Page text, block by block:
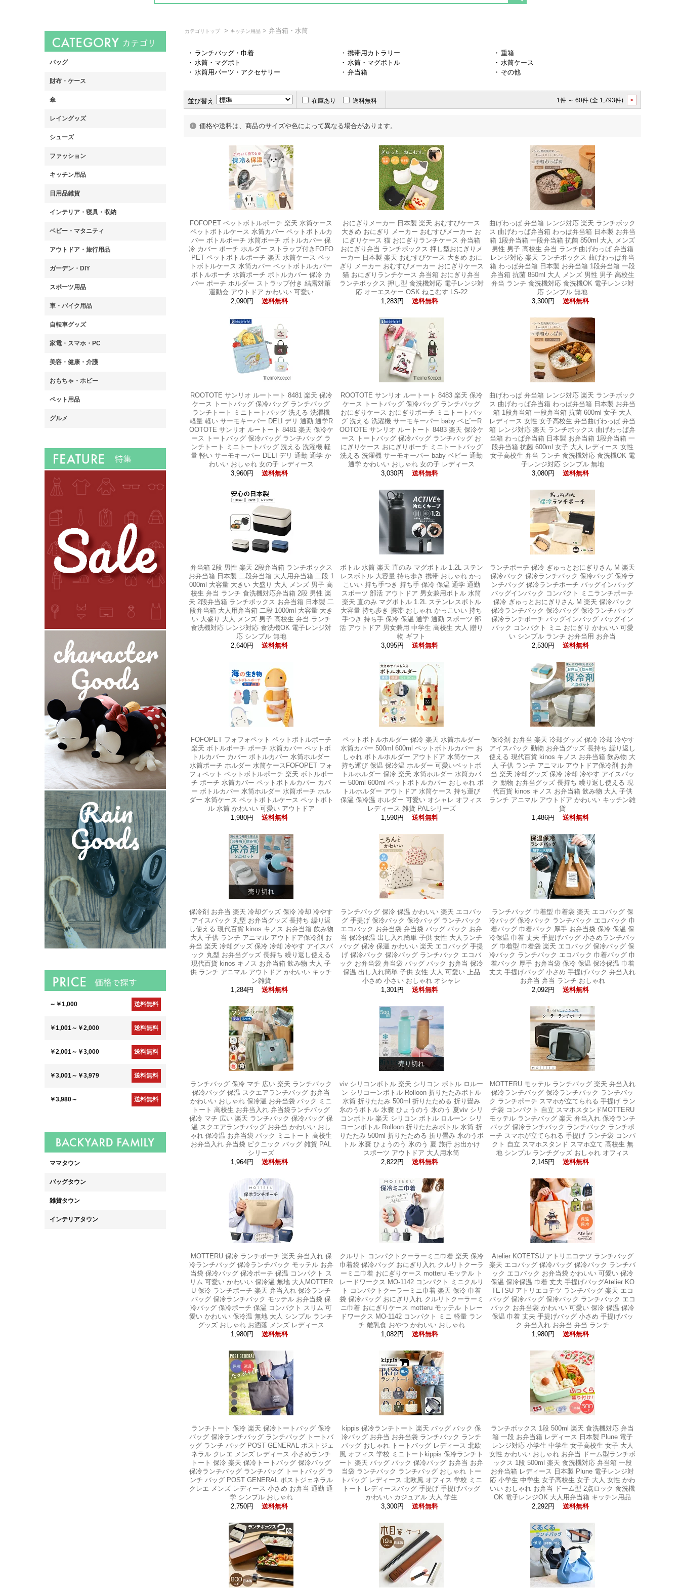
カテゴリトップ> キッチン用品> 弁当箱・水筒
・ ランチバッグ・巾着 ・ 携帯用カトラリー ・ 重箱
・ 水筒・マグボト ・ 水筒・マグボトル ・ 水筒ケース
・ 水筒用パーツ・アクセサリー ・ 弁当箱 ・ その他
並び替え 在庫あり 送料無料 1件 ～ 60件 (全 1,793件) >
価格や送料は、商品のサイズや色によって異なる場合があります。
FOFOPET ペットボトルポーチ 楽天 水筒ケース
ペットボトルケース 水筒カバー ペットボトルカ
バー ボトルポーチ 水筒ポーチ ボトルカバー 保
冷 カバー ポーチ ホルダー ストラップ付きFOFO
PET ペットボトルポーチ 楽天 水筒ケース ペッ
トボトルケース 水筒カバー ペットボトルカバー
ボトルポーチ 水筒ポーチ ボトルカバー 保冷 カ
バー ポーチ ホルダー ストラップ付き 結露対策
運動会 アウトドア かわいい 可愛い
2,090円
送料無料
おにぎりメーカー 日本製 楽天 おむすびケース
大きめ おにぎり メーカー おむすびメーカー お
にぎりケース 猫 おにぎりランチケース 弁当箱
おにぎり弁当 ランチボックス 押し型おにぎりメ
ーカー 日本製 楽天 おむすびケース 大きめ おに
ぎり メーカー おむすびメーカー おにぎりケース
猫 おにぎりランチケース 弁当箱 おにぎり弁当
ランチボックス 押し型 食洗機対応 電子レンジ対
応 オーエスケー OSK ねこむす LS-22
1,283円
送料無料
曲げわっぱ 弁当箱 レンジ対応 楽天 ランチボック
ス 曲げわっぱ弁当箱 わっぱ弁当箱 日本製 お弁当
箱 1段弁当箱 一段弁当箱 抗菌 850ml 大人 メンズ
男性 男子 高校生 弁当 ランチ曲げわっぱ 弁当箱
レンジ対応 楽天 ランチボックス 曲げわっぱ弁当
箱 わっぱ弁当箱 日本製 お弁当箱 1段弁当箱 一段
弁当箱 抗菌 850ml 大人 メンズ 男性 男子 高校生
弁当 ランチ 食洗機対応 食洗機OK 電子レンジ対
応 シンプル 無地
3,300円
送料無料
ROOTOTE サンリオ ルートート 8481 楽天 保冷
ケース トートバッグ 保冷バッグ ランチバッグ
ランチトート ミニトートバッグ 洗える 洗濯機
軽量 軽い サーモキーパー DELI デリ 通勤 通学R
OOTOTE サンリオ ルートート 8481 楽天 保冷ケ
ース トートバッグ 保冷バッグ ランチバッグ ラ
ンチトート ミニトートバッグ 洗える 洗濯機 軽
量 軽い サーモキーパー DELI デリ 通勤 通学 か
わいい おしゃれ 女の子 レディース
3,960円
送料無料
ROOTOTE サンリオ ルートート 8483 楽天 保冷
ケース トートバッグ 保冷バッグ ランチバッグ
おにぎりケース おにぎりポーチ ミニトートバッ
グ 洗える 洗濯機 サーモキーパー baby ベビーR
OOTOTE サンリオ ルートート 8483 楽天 保冷ケ
ース トートバッグ 保冷バッグ ランチバッグ お
にぎりケース おにぎりポーチ ミニトートバッグ
洗える 洗濯機 サーモキーパー baby ベビー 通勤
通学 かわいい おしゃれ 女の子 レディース
3,030円
送料無料
曲げわっぱ 弁当箱 レンジ対応 楽天 ランチボック
ス 曲げわっぱ弁当箱 わっぱ弁当箱 日本製 お弁当
箱 1段弁当箱 一段弁当箱 抗菌 600ml 女子 大人
レディース 女性 女子高校生 弁当曲げわっぱ 弁当
箱 レンジ対応 楽天 ランチボックス 曲げわっぱ弁
当箱 わっぱ弁当箱 日本製 お弁当箱 1段弁当箱 一
段弁当箱 抗菌 600ml 女子 大人 レディース 女性
女子高校生 弁当 ランチ 食洗機対応 食洗機OK 電
子レンジ対応 シンプル 無地
3,080円
送料無料
弁当箱 2段 男性 楽天 2段弁当箱 ランチボックス
お弁当箱 日本製 二段弁当箱 大人用弁当箱 二段 1
000ml 大容量 大きい 大盛り 大人 メンズ 男子 高
校生 弁当 ランチ 食洗機対応弁当箱 2段 男性 楽
天 2段弁当箱 ランチボックス お弁当箱 日本製 二
段弁当箱 大人用弁当箱 二段 1000ml 大容量 大き
い 大盛り 大人 メンズ 男子 高校生 弁当 ランチ
食洗機対応 レンジ対応 食洗機OK 電子レンジ対
応 シンプル 無地
2,640円
送料無料
ボトル 水筒 楽天 直のみ マグボトル 1.2L ステン
レスボトル 大容量 持ち歩き 携帯 おしゃれ かっ
こいい 持ち手つき 持ち手 保冷 保温 通学 通勤
スポーツ 部活 アウトドア 男女兼用ボトル 水筒
楽天 直のみ マグボトル 1.2L ステンレスボトル
大容量 持ち歩き 携帯 おしゃれ かっこいい 持ち
手つき 持ち手 保冷 保温 通学 通勤 スポーツ 部
活 アウトドア 男女兼用 中学生 高校生 大人 贈り
物 ギフト
3,095円
送料無料
ランチポーチ 保冷 ぎゅっとおにぎりさん M 楽天
保冷バック 保冷ランチバック 保冷バッグ 保冷ラ
ンチバッグ 保冷ランチポーチ バッグインバッグ
バッグインバック コンパクト ミニランチポーチ
保冷 ぎゅっとおにぎりさん M 楽天 保冷バック
保冷ランチバック 保冷バッグ 保冷ランチバッグ
保冷ランチポーチ バッグインバッグ バッグイン
バック コンパクト ミニ おにぎり かわいい 可愛
い シンプル ランチ お弁当用 お弁当
2,530円
送料無料
FOFOPET フォフォペット ペットボトルポーチ
楽天 ボトルポーチ ポーチ 水筒カバー ペットボ
トルカバー カバー ボトルカバー 水筒ホルダー
水筒ポーチ ホルダー 水筒ケースFOFOPET フォ
フォペット ペットボトルポーチ 楽天 ボトルポー
チ ポーチ 水筒カバー ペットボトルカバー カバ
ー ボトルカバー 水筒ホルダー 水筒ポーチ ホル
ダー 水筒ケース ペットボトルケース ペットボト
ル 水筒 かわいい 可愛い アウトドア
1,980円
送料無料
ペットボトルホルダー 保冷 楽天 水筒ホルダー
水筒カバー 500ml 600ml ペットボトルカバー お
しゃれ ボトルホルダー アウトドア 水筒ケース
持ち運び 保温 保冷温 ホルダー 可愛いペットボ
トルホルダー 保冷 楽天 水筒ホルダー 水筒カバ
ー 500ml 600ml ペットボトルカバー おしゃれ ボ
トルホルダー アウトドア 水筒ケース 持ち運び
保温 保冷温 ホルダー 可愛い オシャレ オフィス
レディース 雑貨 PALシリーズ
1,590円
送料無料
保冷剤 お弁当 楽天 冷却グッズ 保冷 冷却 冷やす
アイスパック 動物 お弁当グッズ 長持ち 繰り返し
使える 現代百貨 kinos キノス お弁当箱 飲み物 大
人 子供 ランチ アニマル アウトドア保冷剤 お弁
当 楽天 冷却グッズ 保冷 冷却 冷やす アイスパッ
ク 動物 お弁当グッズ 長持ち 繰り返し使える 現
代百貨 kinos キノス お弁当箱 飲み物 大人 子供
ランチ アニマル アウトドア かわいい キッチン雑
貨
1,486円
送料無料
売り切れ
保冷剤 お弁当 楽天 冷却グッズ 保冷 冷却 冷やす
アイスパック 丸型 お弁当グッズ 長持ち 繰り返
し使える 現代百貨 kinos キノス お弁当箱 飲み物
大人 子供 ランチ アニマル アウトドア保冷剤 お
弁当 楽天 冷却グッズ 保冷 冷却 冷やす アイスパ
ック 丸型 お弁当グッズ 長持ち 繰り返し使える
現代百貨 kinos キノス お弁当箱 飲み物 大人 子
供 ランチ アニマル アウトドア かわいい キッチ
ン雑貨
1,284円
送料無料
ランチバッグ 保冷 保温 かわいい 楽天 エコバッ
グ 手提げ 保冷バック 保冷バッグ ランチバック
エコバック お弁当袋 弁当袋 バッグ バック お弁
当 保冷保温 出し入れ簡単 子供 女性 大人ランチ
バッグ 保冷 保温 かわいい 楽天 エコバッグ 手提
げ 保冷バック 保冷バッグ ランチバック エコバ
ック お弁当袋 弁当袋 バッグ バック お弁当 保冷
保温 出し入れ簡単 子供 女性 大人 可愛い 上品
小さめ 小さい おしゃれ オシャレ
1,301円
送料無料
ランチバッグ 巾着型 巾着袋 楽天 エコバッグ 保
冷バッグ 保冷バック ランチバック エコバック 巾
着バッグ 巾着バック 厚手 お弁当袋 保冷 保温 保
冷保温 巾着 丈夫 手提げバッグ 小さめランチバッ
グ 巾着型 巾着袋 楽天 エコバッグ 保冷バッグ 保
冷バック ランチバック エコバック 巾着バッグ 巾
着バック 厚手 お弁当袋 保冷 保温 保冷保温 巾着
丈夫 手提げバッグ 小さめ 手提げバック 弁当入れ
お弁当 弁当 ランチ おしゃれ
2,092円
送料無料
売り切れ
ランチバッグ 保冷 マチ 広い 楽天 ランチバック
保冷バッグ 保温 スクエアランチバッグ お弁当
かわいい おしゃれ 保冷温 お弁当袋 バック ミニ
トート 高校生 お弁当入れ 弁当袋ランチバッグ
保冷 マチ 広い 楽天 ランチバック 保冷バッグ 保
温 スクエアランチバッグ お弁当 かわいい おし
ゃれ 保冷温 お弁当袋 バック ミニトート 高校生
お弁当入れ 弁当袋 ピクニック バッグ 雑貨 PAL
シリーズ
1,964円
送料無料
viv シリコンボトル 楽天 シリコン ボトル ロルー
ン シリコーンボトル Rolloon 折りたたみボトル
水筒 折りたたみ 500ml 折りたためる 折り畳み
氷のうボトル 氷嚢 ひょうのう 氷のう 夏viv シリ
コンボトル 楽天 シリコン ボトル ロルーン シリ
コーンボトル Rolloon 折りたたみボトル 水筒 折
りたたみ 500ml 折りたためる 折り畳み 氷のうボ
トル 氷嚢 ひょうのう 氷のう 夏 旅行 お出かけ
スポーツ アウトドア 大人用水筒
2,822円
送料無料
MOTTERU モッテル ランチバッグ 楽天 弁当入れ
保冷ランチバッグ 保冷ランチバック ランチバッ
ク ランチポーチ スマホが立てられる 手提げ ラン
チ袋 コンパクト 自立 スマホスタンドMOTTERU
モッテル ランチバッグ 楽天 弁当入れ 保冷ランチ
バッグ 保冷ランチバック ランチバック ランチポ
ーチ スマホが立てられる 手提げ ランチ袋 コンパ
クト 自立 スマホスタンド スマホ立て 高校生 無
地 シンプル ランチグッズ おしゃれ オフィス
2,145円
送料無料
MOTTERU 保冷 ランチポーチ 楽天 弁当入れ 保
冷ランチバッグ 保冷ランチバック モッテル お弁
当袋 保冷バッグ 保冷ポーチ 保温 コンパクト ス
リム 可愛い かわいい 保冷温 無地 大人MOTTER
U 保冷 ランチポーチ 楽天 弁当入れ 保冷ランチ
バッグ 保冷ランチバック モッテル お弁当袋 保
冷バッグ 保冷ポーチ 保温 コンパクト スリム 可
愛い かわいい 保冷温 無地 大人 シンプル ランチ
グッズ おしゃれ お洒落 メンズ レディース
1,980円
送料無料
クルリト コンパクトクーラーミニ巾着 楽天 保冷
巾着袋 保冷バッグ おにぎり入れ クルリトクーラ
ーミニ巾着 おにぎりケース motteru モッテル ト
レードワークス MO-1142 コンパクト ミニクルリ
ト コンパクトクーラーミニ巾着 楽天 保冷 巾着
袋 保冷バッグ おにぎり入れ クルリトクーラーミ
ニ巾着 おにぎりケース motteru モッテル トレー
ドワークス MO-1142 コンパクト ミニ 軽量 ラン
チ 離乳食 おやつ かわいい おしゃれ
1,082円
送料無料
Atelier KOTETSU アトリエコテツ ランチバッグ
楽天 エコバッグ 保冷バッグ 保冷バック ランチバ
ック エコバック お弁当袋 かわいい 可愛い 保冷
保温 保冷保温 巾着 丈夫 手提げバッグAtelier KO
TETSU アトリエコテツ ランチバッグ 楽天 エコ
バッグ 保冷バッグ 保冷バック ランチバック エコ
バック お弁当袋 かわいい 可愛い 保冷 保温 保冷
保温 巾着 丈夫 手提げバッグ 小さめ 手提げバッ
ク 弁当入れ お弁当 弁当 ランチ
1,980円
送料無料
ランチトート 保冷 楽天 保冷トートバッグ 保冷
バッグ 保冷ランチバッグ ランチバッグ トートバ
ッグ ランチ バッグ POST GENERAL ポストジェ
ネラル クレエ メンズ レディース 小さめランチ
トート 保冷 楽天 保冷トートバッグ 保冷バッグ
保冷ランチバッグ ランチバッグ トートバッグ ラ
ンチ バッグ POST GENERAL ポストジェネラル
クレエ メンズ レディース 小さめ お弁当 通勤 通
学 シンプル おしゃれ
2,750円
送料無料
kippis 保冷ランチトート 楽天 バッグ バック 保
冷バッグ お弁当 お弁当袋 ランチバック ランチ
バッグ おしゃれ トートバッグ レディース 北欧
風 オフィス 学校 ミニトートkippis 保冷ランチト
ート 楽天 バッグ バック 保冷バッグ お弁当 お弁
当袋 ランチバック ランチバッグ おしゃれ トー
トバッグ レディース 北欧風 オフィス 学校 ミニ
トート レディースバッグ 手提げ 手提げバッグ
かわいい カジュアル 大人 学生
3,300円
送料無料
ランチボックス 1段 500ml 楽天 食洗機対応 弁当
箱 一段 お弁当箱 レディース 日本製 Plune 電子
レンジ対応 小学生 中学生 女子高校生 女子 大人
女性 かわいい おしゃれ お弁当 ドーム型ランチボ
ックス 1段 500ml 楽天 食洗機対応 弁当箱 一段
お弁当箱 レディース 日本製 Plune 電子レンジ対
応 小学生 中学生 女子高校生 女子 大人 女性 かわ
いい おしゃれ お弁当 ドーム型 2点ロック 食洗機
OK 電子レンジOK 大人用弁当箱 キッチン用品
2,292円
送料無料